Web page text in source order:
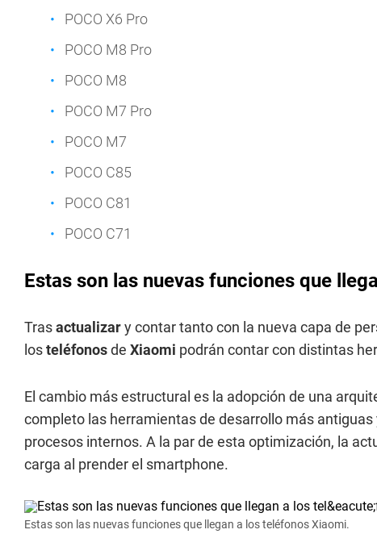
POCO X6 Pro
POCO M8 Pro
POCO M8
POCO M7 Pro
POCO M7
POCO C85
POCO C81
POCO C71
Estas son las nuevas funciones que
Trasactualizary contar tanto con la nueva capa de
losteléfonosde Xiaomi podrán contar con distintas
El cambio más estructural es la adopción de una
completo las herramientas de desarrollo más
procesos internos. A la par de esta optimización, la
carga al prender el smartphone.
Estas son las nuevas funciones que llegan a los teléfonos Xiaomi.